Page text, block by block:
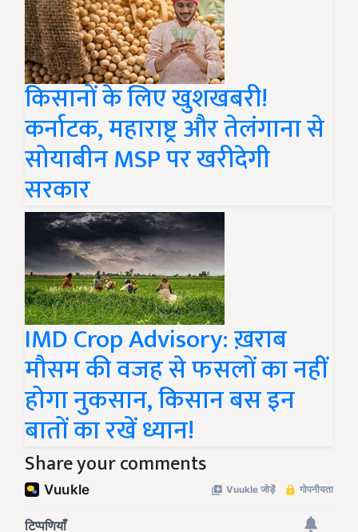
किसानों के लिए खुशखबरी!
कर्नाटक, महाराष्ट्र और तेलंगाना से
सोयाबीन MSP पर खरीदेगी
सरकार
IMD Crop Advisory: ख़राब
मौसम की वजह से फसलों का नहीं
होगा नुकसान, किसान बस इन
बातों का रखें ध्यान!
Share your comments